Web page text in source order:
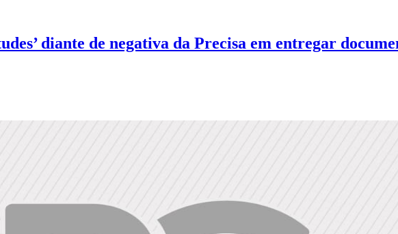
diante de negativa da Precisa em entregar